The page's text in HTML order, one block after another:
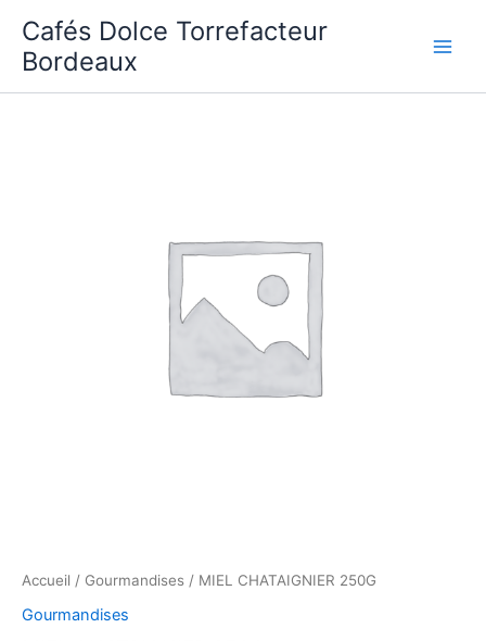
contenu
Cafés Dolce Torrefacteur
Bordeaux
Accueil / Gourmandises / MIEL CHATAIGNIER 250G
Gourmandises